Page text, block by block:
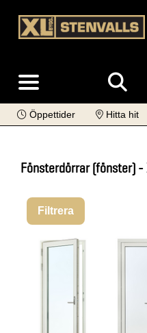
Öppettider Hitta hit
Fönsterdörrar (fönster) -
Filtrera